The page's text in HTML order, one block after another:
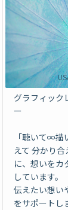
グラフィック
ー
「聴いて∞
えて 分かり
に、想いをカ
しています。
伝えたい想い
をサポートし